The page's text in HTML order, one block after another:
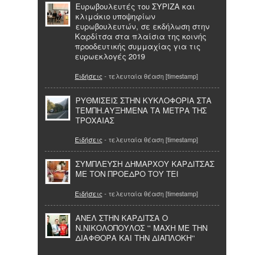
Ευρωβουλευτές του ΣΥΡΙΖΑ και
κλιμάκιο υποψηφίων
ευρωβουλευτών, σε εκδήλωση στην
Καρδίτσα στα πλαίσια της κοινής
προοδευτικής συμμαχίας για τις
ευρωεκλογές 2019
Ειδήσεις - τελευταία θέαση [timestamp]
ΡΥΘΜΙΣΕΙΣ ΣΤΗΝ ΚΥΚΛΟΦΟΡΙΑ ΣΤΑ
ΤΕΜΠΗ.ΑΥΞΗΜΕΝΑ ΤΑ ΜΕΤΡΑ ΤΗΣ
ΤΡΟΧΑΙΑΣ
Ειδήσεις - τελευταία θέαση [timestamp]
ΣΥΜΠΛΕΥΣΗ ΔΗΜΑΡΧΟΥ ΚΑΡΔΙΤΣΑΣ
ΜΕ ΤΟΝ ΠΡΟΕΔΡΟ ΤΟΥ ΤΕΙ
Ειδήσεις - τελευταία θέαση [timestamp]
ΑΝΕΛ ΣΤΗΝ ΚΑΡΔΙΤΣΑ Ο
Ν.ΝΙΚΟΛΟΠΟΥΛΟΣ '' ΜΑΧΗ ΜΕ ΤΗΝ
ΔΙΑΦΘΟΡΑ ΚΑΙ ΤΗΝ ΔΙΑΠΛΟΚΗ''